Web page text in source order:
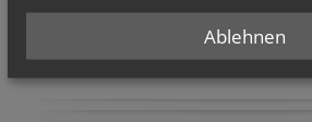
Ich habe dieInformationen zum
Ablehnen